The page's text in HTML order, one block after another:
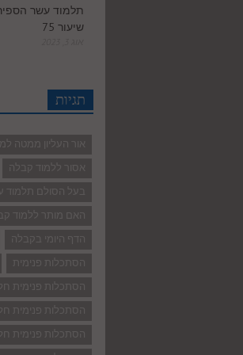
תלמוד עשר
שיעור 75
תגיות
אור העליון ממטה
אסור ללמוד קבלה
בעל הסולם תלמוד
האם מותר ללמוד
הדף היומי בקבלה
הסתכלות פנימית
הסתכלות פנימית
הסתכלות פנימית
הסתכלות פנימית